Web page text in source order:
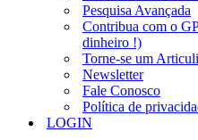
Pesquisa Avançada
Contribua com o
dinheiro !)
Torne-se um
Newsletter
Fale Conosco
Política de
LOGIN